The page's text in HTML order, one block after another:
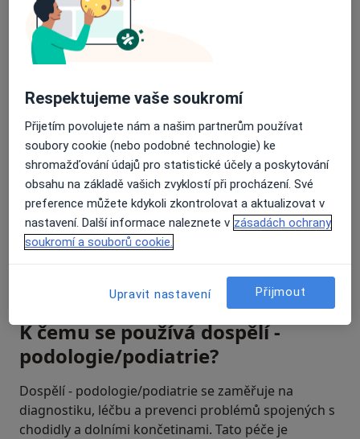
Často kladené otázky
K čemu se používá dospělí -
podologie/podiatrie?
Dospělí - podologie/podiatrie se zaměřuje na
diagnostiku, léčbu a prevenci problémů spojených s
chodidly a dolními končetinami. Tato péče je
Respektujeme vaše soukromí
Přijetím povolujete nám a našim partnerům používat
soubory cookie (nebo podobné technologie) ke
shromažďování údajů pro statistické účely a poskytování
obsahu na základě vašich zvyklostí při procházení. Své
preference můžete kdykoli zkontrolovat a aktualizovat v
nastavení. Další informace naleznete v zásadách ochrany
soukromí a souborů cookie.
Upravit nastavení Přijmout